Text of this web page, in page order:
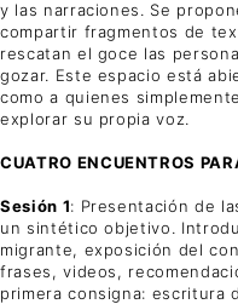
y las narraciones. Se
compartir fragmentos de
rescatan el goce las
gozar. Este espacio está
como a quienes
explorar su propia voz.
CUATRO ENCUENTROS
Sesión 1: Presentación de
un sintético objetivo.
migrante, exposición del
frases, videos,
primera consigna: escritura